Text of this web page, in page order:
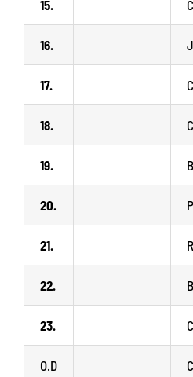
15.
16.
17.
18.
19.
20.
21.
22.
23.
O.D